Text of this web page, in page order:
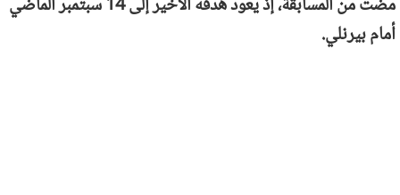
مضت من المسابقة، إذ يعود هدفه الأخير إلى 14 سبتمبر الماضي
أمام بيرنلي.